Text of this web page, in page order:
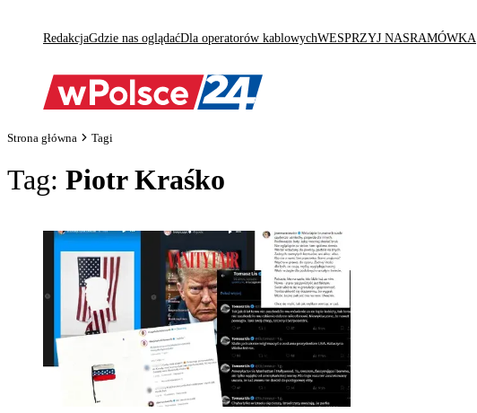
RedakcjaGdzie nas oglądaćDla operatorów kablowychWESPRZYJ NASRAMÓWKA
Strona główna Tagi
Tag: Piotr Kraśko